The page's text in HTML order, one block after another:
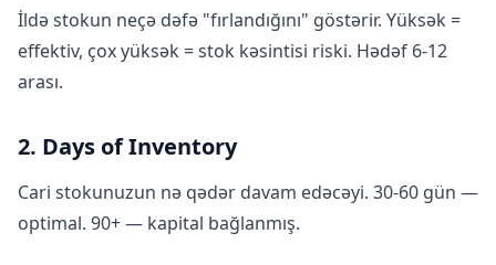
İldə stokun neçə dəfə "fırlandığını" göstərir. Yüksək =
effektiv, çox yüksək = stok kəsintisi riski. Hədəf 6-12
arası.
2. Days of Inventory
Cari stokunuzun nə qədər davam edəcəyi. 30-60 gün —
optimal. 90+ — kapital bağlanmış.